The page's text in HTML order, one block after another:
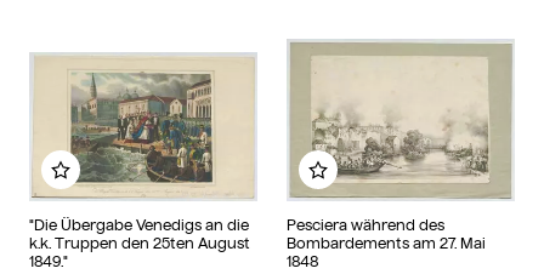
"Die Übergabe Venedigs an die
k.k. Truppen den 25ten August
1849."
Zu meinem Album hinzufügen
Pesciera während des
Bombardements am 27. Mai
1848
Zu meinem Album